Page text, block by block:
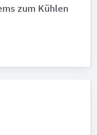
zum Kühlen